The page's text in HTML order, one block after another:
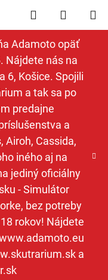
Adamoto opäť
Nájdete nás na
6, Košice. Spojili
a tak sa po
predajne
a
Airoh, Cassida,
iného aj na
jediný oficiálny
- Simulátor
bez potreby
rokov! Nájdete
a
Hľadať
KOŠÍK